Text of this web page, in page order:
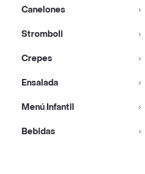
Canelones
Stromboli
Crepes
Ensalada
Menú Infantil
Bebidas